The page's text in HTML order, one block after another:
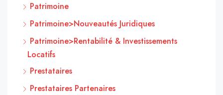
Patrimoine
Patrimoine>Nouveautés Juridiques
Patrimoine>Rentabilité & Investissements
Locatifs
Prestataires
Prestataires Partenaires